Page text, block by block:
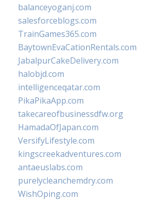
balanceyoganj.com
salesforceblogs.com
TrainGames365.com
BaytownEvaCationRentals.com
JabalpurCakeDelivery.com
halobjd.com
intelligenceqatar.com
PikaPikaApp.com
takecareofbusinessdfw.org
HamadaOfJapan.com
VersifyLifestyle.com
kingscreekadventures.com
antaeuslabs.com
purelycleanchemdry.com
WishOping.com